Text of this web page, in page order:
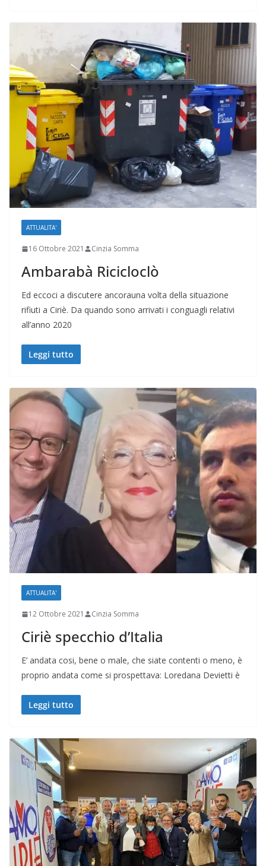
ATTUALITA'
16 Ottobre 2021 Cinzia Somma
Ambarabà Ricicloclò
Ed eccoci a discutere ancorauna volta della situazione
rifiuti a Ciriè. Da quando sono arrivati i conguagli relativi
all’anno 2020
Leggi tutto
ATTUALITA'
12 Ottobre 2021 Cinzia Somma
Ciriè specchio d’Italia
E’ andata cosi, bene o male, che siate contenti o meno, è
proprio andata come si prospettava: Loredana Devietti è
Leggi tutto